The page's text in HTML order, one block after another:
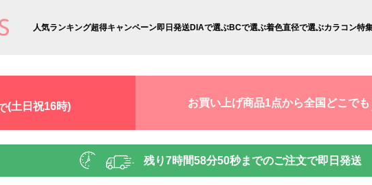
人気ランキング超得キャンペーン即日発送DIAで選ぶBCで選ぶ着色直径で選ぶカラコン特
(土日祝16時) お買い上げ商品1点から全国どこでも
残り7時間58分49秒までのご注文で即日発送